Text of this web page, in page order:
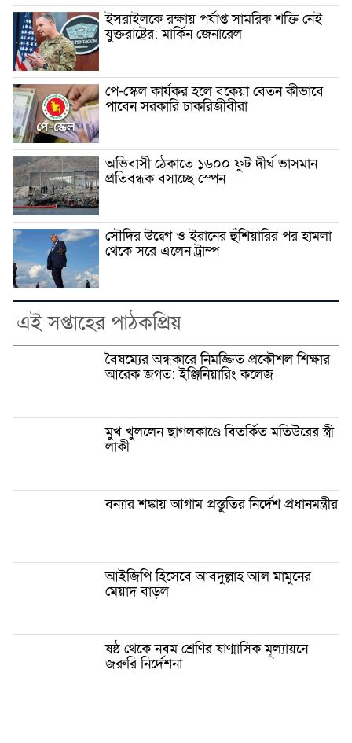
ইসরাইলকে রক্ষায় পর্যাপ্ত সামরিক শক্তি নেই
যুক্তরাষ্ট্রের: মার্কিন জেনারেল
পে-স্কেল কার্যকর হলে বকেয়া বেতন কীভাবে
পাবেন সরকারি চাকরিজীবীরা
অভিবাসী ঠেকাতে ১৬০০ ফুট দীর্ঘ ভাসমান
প্রতিবন্ধক বসাচ্ছে স্পেন
সৌদির উদ্বেগ ও ইরানের হুঁশিয়ারির পর হামলা
থেকে সরে এলেন ট্রাম্প
এই সপ্তাহের পাঠকপ্রিয়
বৈষম্যের অন্ধকারে নিমজ্জিত প্রকৌশল শিক্ষার
আরেক জগত: ইঞ্জিনিয়ারিং কলেজ
মুখ খুললেন ছাগলকাণ্ডে বিতর্কিত মতিউরের স্ত্রী
লাকী
বন্যার শঙ্কায় আগাম প্রস্তুতির নির্দেশ প্রধানমন্ত্রীর
আইজিপি হিসেবে আবদুল্লাহ আল মামুনের
মেয়াদ বাড়ল
ষষ্ঠ থেকে নবম শ্রেণির ষাণ্মাসিক মূল্যায়নে
জরুরি নির্দেশনা